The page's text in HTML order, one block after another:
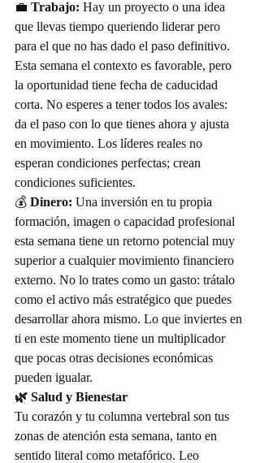
💼 Trabajo: Hay un proyecto o una idea
que llevas tiempo queriendo liderar pero
para el que no has dado el paso definitivo.
Esta semana el contexto es favorable, pero
la oportunidad tiene fecha de caducidad
corta. No esperes a tener todos los avales:
da el paso con lo que tienes ahora y ajusta
en movimiento. Los líderes reales no
esperan condiciones perfectas; crean
condiciones suficientes.
💰 Dinero: Una inversión en tu propia
formación, imagen o capacidad profesional
esta semana tiene un retorno potencial muy
superior a cualquier movimiento financiero
externo. No lo trates como un gasto: trátalo
como el activo más estratégico que puedes
desarrollar ahora mismo. Lo que inviertes en
ti en este momento tiene un multiplicador
que pocas otras decisiones económicas
pueden igualar.
🌿 Salud y Bienestar
Tu corazón y tu columna vertebral son tus
zonas de atención esta semana, tanto en
sentido literal como metafórico. Leo